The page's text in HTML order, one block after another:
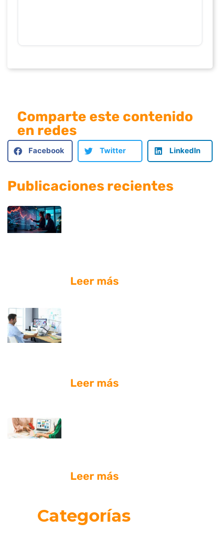
Comparte este contenido
en redes
Facebook Twitter LinkedIn
Publicaciones recientes
Leer más
Leer más
Leer más
Categorías